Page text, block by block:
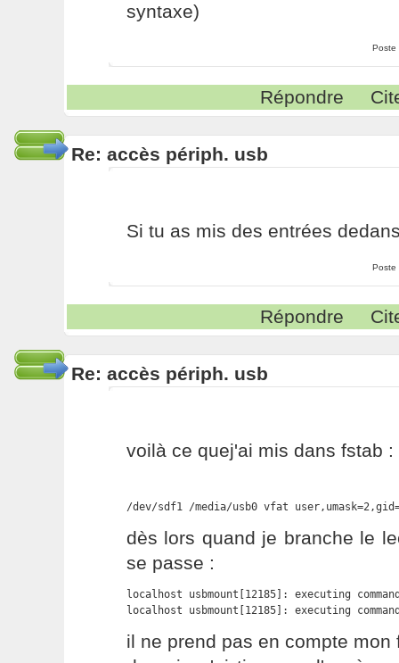
syntaxe)
Poste
Répondre
Re: accès périph. usb
Si tu as mis des entrées
Poste
Répondre
Re: accès périph. usb
voilà ce quej'ai mis dans fstab :
/dev/sdf1 /media/usb0 vfat
dès lors quand je branche le
se passe :
localhost usbmount[12185]: executing
localhost usbmount[12185]: executing
il ne prend pas en compte mon